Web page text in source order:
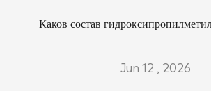
Каков состав
Jun 12 , 2026